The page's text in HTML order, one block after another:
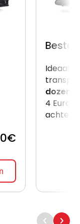
Ideaal
dozen
4